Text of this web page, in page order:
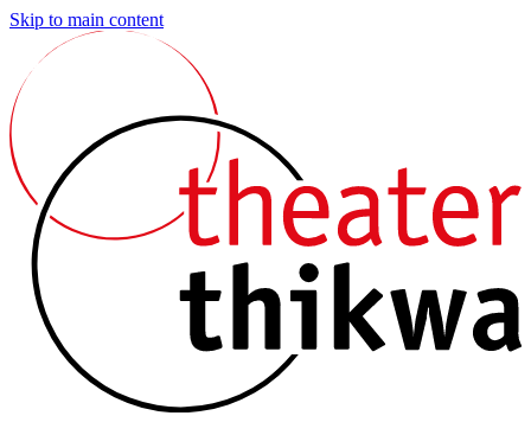
Skip to main content